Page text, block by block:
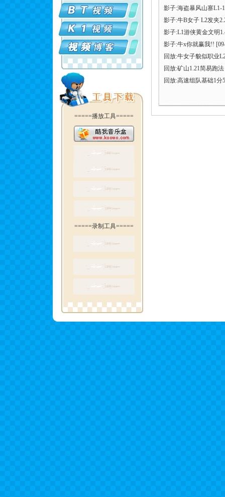
=====播放工具=====
=====录制工具=====
影子:海盗暴风山寨L1-
影子:牛B女子 L2发夹
影子:L1游侠黄金文明
影子:牛x你就赢我!!
回放:牛女子貌似职业
回放:矿山1.21简易跑法
回放:高速组队基础1分